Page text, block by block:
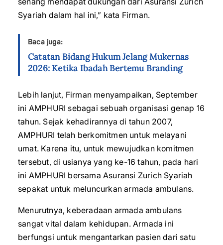
Syariah dalam hal ini,” kata Firman.
Baca juga:
Catatan Bidang Hukum Jelang Mukernas
2026: Ketika Ibadah Bertemu Branding
Lebih lanjut, Firman menyampaikan, September
ini AMPHURI sebagai sebuah organisasi genap 16
tahun. Sejak kehadirannya di tahun 2007,
AMPHURI telah berkomitmen untuk melayani
umat. Karena itu, untuk mewujudkan komitmen
tersebut, di usianya yang ke-16 tahun, pada hari
ini AMPHURI bersama Asuransi Zurich Syariah
sepakat untuk meluncurkan armada ambulans.
Menurutnya, keberadaan armada ambulans
sangat vital dalam kehidupan. Armada ini
berfungsi untuk mengantarkan pasien dari satu